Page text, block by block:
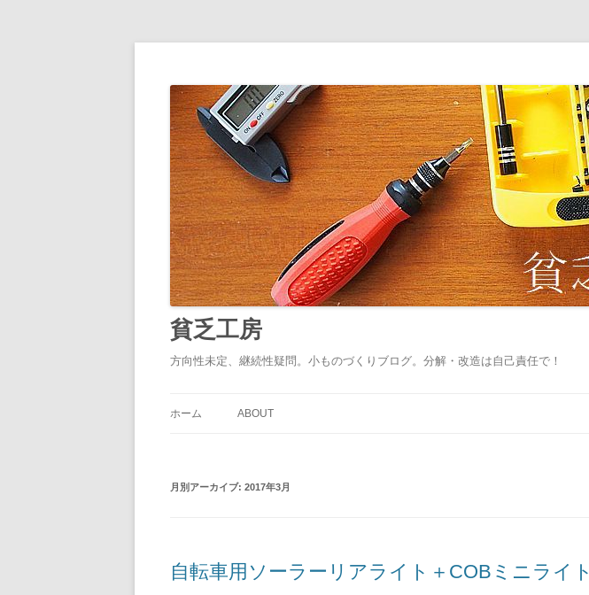
貧乏工房
方向性未定、継続性疑問。小ものづくりブログ。分解・改造は自己責任で！
ホーム ABOUT
月別アーカイブ: 2017年3月
自転車用ソーラーリアライト＋COBミニライト